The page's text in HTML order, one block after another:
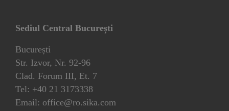
Sediul Central București
București
Str. Izvor, Nr. 92-96
Clad. Forum III, Et. 7
Tel: +40 21 3173338
Email: office@ro.sika.com